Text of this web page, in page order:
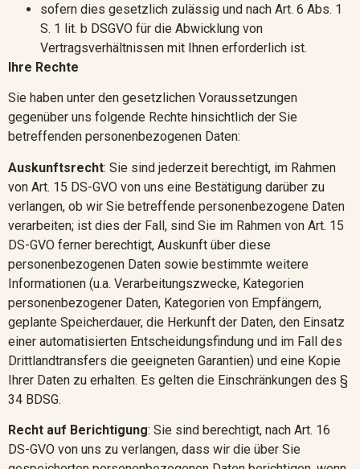
sofern dies gesetzlich zulässig und nach Art. 6 Abs. 1
S. 1 lit. b DSGVO für die Abwicklung von
Vertragsverhältnissen mit Ihnen erforderlich ist.
Ihre Rechte
Sie haben unter den gesetzlichen Voraussetzungen
gegenüber uns folgende Rechte hinsichtlich der Sie
betreffenden personenbezogenen Daten:
Auskunftsrecht: Sie sind jederzeit berechtigt, im Rahmen
von Art. 15 DS-GVO von uns eine Bestätigung darüber zu
verlangen, ob wir Sie betreffende personenbezogene Daten
verarbeiten; ist dies der Fall, sind Sie im Rahmen von Art. 15
DS-GVO ferner berechtigt, Auskunft über diese
personenbezogenen Daten sowie bestimmte weitere
Informationen (u.a. Verarbeitungszwecke, Kategorien
personenbezogener Daten, Kategorien von Empfängern,
geplante Speicherdauer, die Herkunft der Daten, den Einsatz
einer automatisierten Entscheidungsfindung und im Fall des
Drittlandtransfers die geeigneten Garantien) und eine Kopie
Ihrer Daten zu erhalten. Es gelten die Einschränkungen des §
34 BDSG.
Recht auf Berichtigung: Sie sind berechtigt, nach Art. 16
DS-GVO von uns zu verlangen, dass wir die über Sie